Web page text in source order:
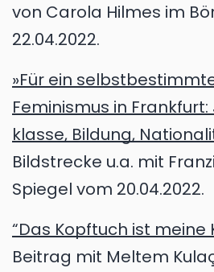
von Carola Hilmes im
22.04.2022.
»Für ein
Feminismus in
klasse, Bildung,
Bildstrecke u.a. mit
Spiegel vom 20.04.2022.
“Das Kopftuch ist meine
Beitrag mit Meltem